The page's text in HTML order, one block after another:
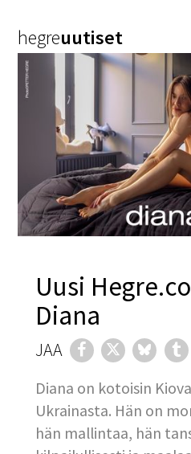
hegreuutiset
Uusi
Diana
JAA
Diana on kotoisin
Ukrainasta. Hän on
hän mallintaa, hän